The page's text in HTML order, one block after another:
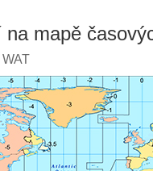
mapě